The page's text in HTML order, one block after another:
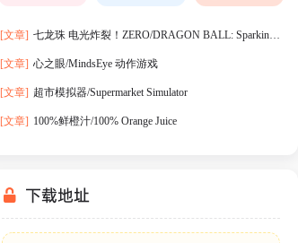
[文章] 七龙珠 电光炸裂！ZERO/DRAGON BALL: Sparking!
[文章] 心之眼/MindsEye 动作‎游戏
[文章] 超市模拟器/Supermarket Simulator
[文章] 100%鲜橙汁/100% Orange Juice
下载地址